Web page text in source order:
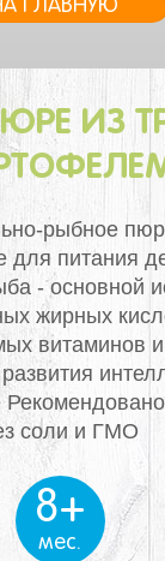
ГЛАВНУЮ
ИЗ
рыбное
для питания
- основной
жирных
витаминов
соли и ГМО
8+
мес.